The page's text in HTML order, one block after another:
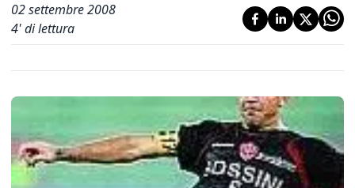
02 settembre 2008
4' di lettura